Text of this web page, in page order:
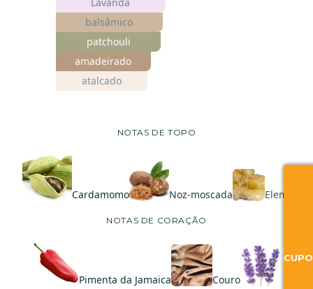
Lavanda
balsâmico
patchouli
amadeirado
atalcado
NOTAS DE TOPO
Cardamomo Noz-moscada Elemi
NOTAS DE CORAÇÃO
Pimenta da Jamaica
Couro